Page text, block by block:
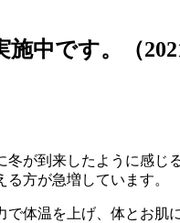
中です。（
が到来したように感
方が急増しています。
体温を上げ、体とお肌